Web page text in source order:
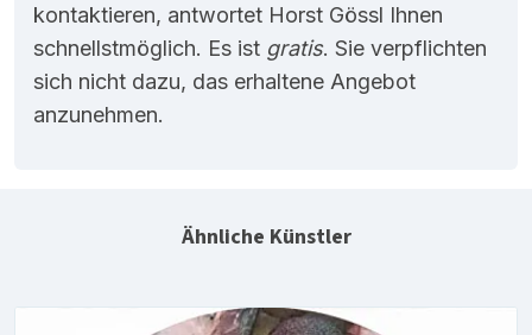
kontaktieren, antwortet Horst Gössl Ihnen
schnellstmöglich. Es ist gratis. Sie verpflichten
sich nicht dazu, das erhaltene Angebot
anzunehmen.
Ähnliche Künstler